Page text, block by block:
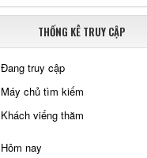
THỐNG KÊ TRUY CẬP
Đang truy cập
Máy chủ tìm kiếm
Khách viếng thăm
Hôm nay